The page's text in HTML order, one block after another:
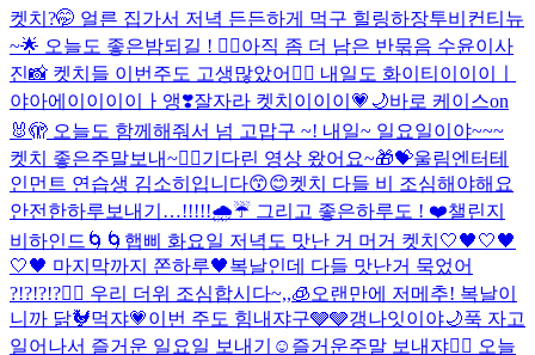
켓치?🤭 얼른 집가서 저녁 든든하게 먹구 힐링하장투비컨티뉴
~🌟 오늘도 좋은밤되길 ! ❤️‍🔥아직 좀 더 남은 반묶음 수윤이사
진📸 켓치들 이번주도 고생많았어❤️‍🔥 내일도 화이티이이이ㅣ
야아에이이이이ㅏ앵❣️잘자라 켓치이이이💗🌙바로 케이스on
🐰🫣 오늘도 함께해줘서 넘 고맙구 ~! 내일~ 일요일이야~~~
켓치 좋은주말보내~❤️‍🔥기다린 영상 왔어요~🎁💝울림엔터테
인먼트 연습생 김소히입니다😙😊켓치 다들 비 조심해야해요
안전한하루보내기…!!!!!🌧️☔️ 그리고 좋은하루도 ! ❤️챌린지
비하인드🌀🌀 햅삐 화요일 저녁도 맛난 거 머거 켓치🤍🖤🤍🖤
🤍🖤 마지막까지 쫀하루🖤복날인데 다들 맛난거 묵었어
?!?!?!?❤️‍🔥 우리 더위 조심합시다~,,🧊오랜만에 저메추! 복날이
니까 닭🐓먹쟈💗이번 주도 힘내쟈구🩶🩶갱나잇이야🌙푹 자고
일어나서 즐거운 일요일 보내기☺️ 즐거운주말 보내쟈❤️‍🔥 오늘